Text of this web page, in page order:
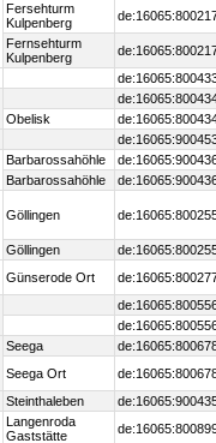
Fersehturm
Kulpenberg
Fernsehturm
Kulpenberg
Obelisk
Barbarossahöhle
Barbarossahöhle
Göllingen
Göllingen
Günserode Ort
Seega
Seega Ort
Steinthaleben
Langenroda
Gaststätte